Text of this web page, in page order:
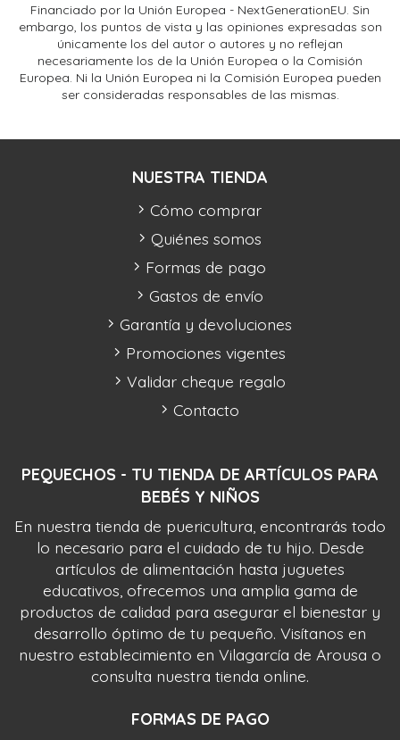
Financiado por la Unión Europea - NextGenerationEU. Sin
embargo, los puntos de vista y las opiniones expresadas son
únicamente los del autor o autores y no reflejan
necesariamente los de la Unión Europea o la Comisión
Europea. Ni la Unión Europea ni la Comisión Europea pueden
ser consideradas responsables de las mismas.
PEQUECHOS - TU TIENDA DE ARTÍCULOS PARA
BEBÉS Y NIÑOS
En nuestra tienda de puericultura, encontrarás todo
lo necesario para el cuidado de tu hijo. Desde
artículos de alimentación hasta juguetes
educativos, ofrecemos una amplia gama de
productos de calidad para asegurar el bienestar y
desarrollo óptimo de tu pequeño. Visítanos en
nuestro establecimiento en Vilagarcía de Arousa o
consulta nuestra tienda online.
FORMAS DE PAGO
NUESTRA TIENDA
Cómo comprar
Quiénes somos
Formas de pago
Gastos de envío
Garantía y devoluciones
Promociones vigentes
Validar cheque regalo
Contacto